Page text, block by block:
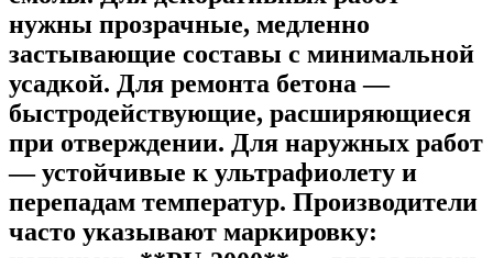
нужны прозрачные, медленно
застывающие составы с минимальной
усадкой. Для ремонта бетона —
быстродействующие, расширяющиеся
при отверждении. Для наружных работ
— устойчивые к ультрафиолету и
перепадам температур. Производители
часто указывают маркировку: